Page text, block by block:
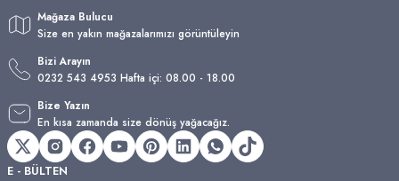
Mağaza Bulucu
Size en yakın mağazalarımızı görüntüleyin
Bizi Arayın
0232 543 4953 Hafta içi: 08.00 - 18.00
Bize Yazın
En kısa zamanda size dönüş yağacağız.
E - BÜLTEN